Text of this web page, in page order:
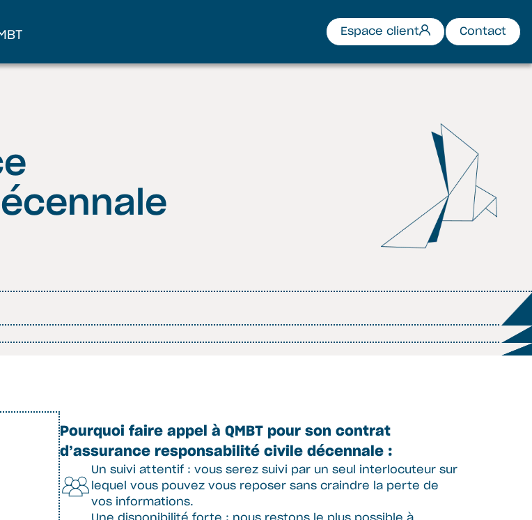
Espace client Contact
Pourquoi faire appel à QMBT pour son contrat
d’assurance responsabilité civile décennale :
Un suivi attentif : vous serez suivi par un seul interlocuteur sur
lequel vous pouvez vous reposer sans craindre la perte de
vos informations.